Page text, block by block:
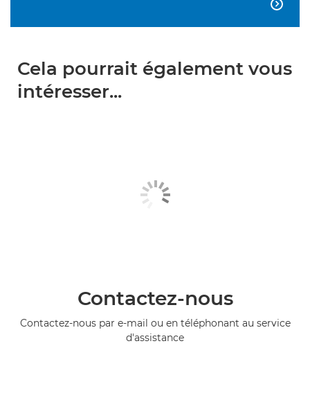

Cela pourrait également vous
intéresser...
Contactez-nous
Contactez-nous par e-mail ou en téléphonant au service
d'assistance